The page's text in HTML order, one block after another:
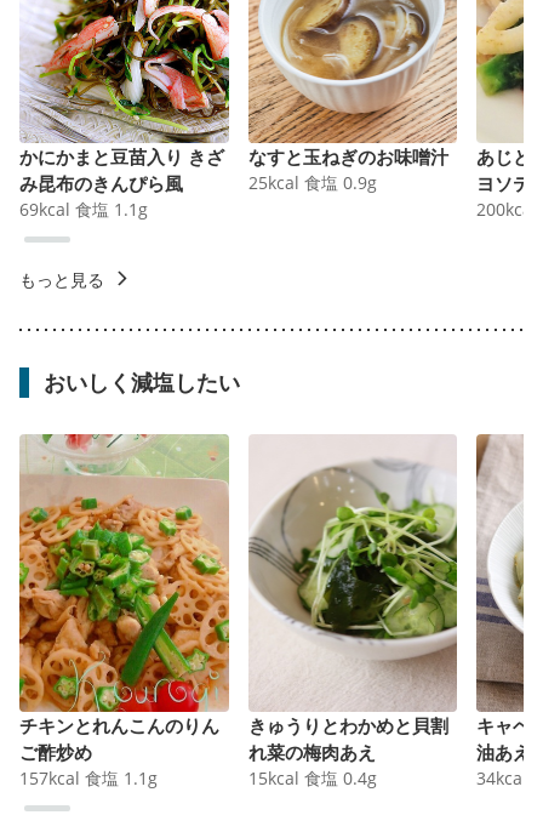
かにかまと豆苗入り きざ
み昆布のきんぴら風
69kcal 食塩 1.1 g
なすと玉ねぎのお味噌汁
25kcal 食塩 0.9g
あじと
ヨソテ
200kcal
もっと見る
おいしく減塩したい
チキンとれんこんのりん
ご酢炒め
157kcal 食塩 1.1 g
きゅうりとわかめと貝割
れ菜の梅肉あえ
15kcal 食塩 0.4g
キャベ
油あえ
34kcal